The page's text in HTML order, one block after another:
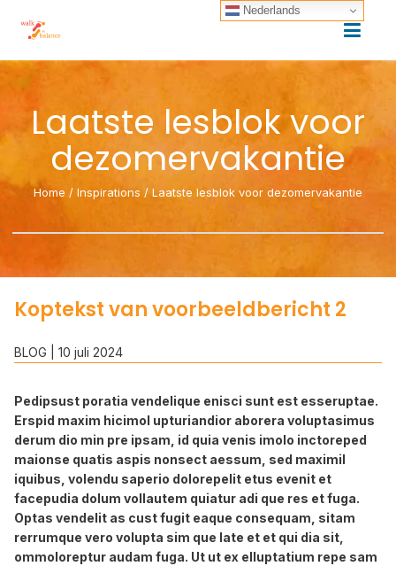
Laatste lesblok voor
dezomervakantie
Home / Inspirations /Laatste lesblok voor dezomervakantie
Koptekst van voorbeeldbericht 2
BLOG | 10 juli 2024
Pedipsust poratia vendelique enisci sunt est esseruptae.
Erspid maxim hicimol upturiandior aborera voluptasimus
derum dio min pre ipsam, id quia venis imolo inctoreped
maionse quatis aspis nonsect aessum, sed maximil
iquibus, volendu saperio dolorepelit etus evenit et
facepudia dolum vollautem quiatur adi que res et fuga.
Optas vendelit as cust fugit eaque consequam, sitam
rerrumque vero volupta sim que late et et qui dia sit,
ommoloreptur audam fuga. Ut ut ex elluptatium repe sam
Nederlands